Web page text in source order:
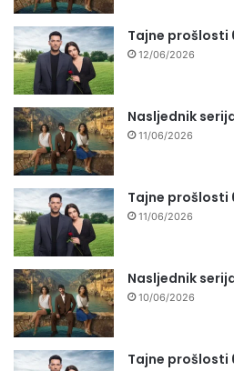
Tajne prošlosti
12/06/2026
Nasljednik
11/06/2026
Tajne prošlosti
11/06/2026
Nasljednik
10/06/2026
Tajne prošlosti